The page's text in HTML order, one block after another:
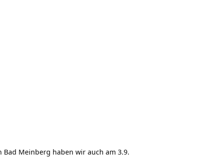
Meinberg haben wir auch am 3.9.